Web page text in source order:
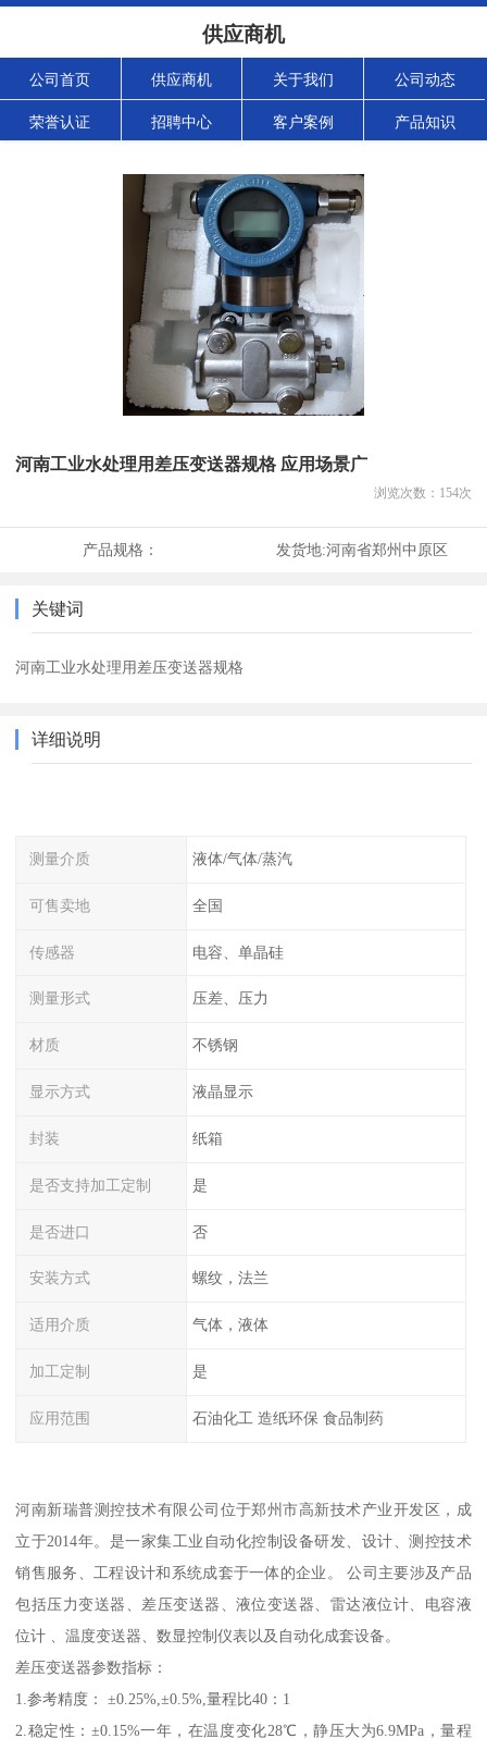
供应商机
公司首页 供应商机 关于我们 公司动态
荣誉认证 招聘中心 客户案例 产品知识
河南工业水处理用差压变送器规格 应用场景广
浏览次数： 154次
产品规格： 发货地:河南省郑州中原区
关键词
河南工业水处理用差压变送器规格
详细说明
测量介质 液体/气体/蒸汽
可售卖地 全国
传感器 电容、单晶硅
测量形式 压差、压力
材质 不锈钢
显示方式 液晶显示
封装 纸箱
是否支持加工定制 是
是否进口 否
安装方式 螺纹，法兰
适用介质 气体，液体
加工定制 是
应用范围 石油化工 造纸环保 食品制药
河南新瑞普测控技术有限公司位于郑州市高新技术产业开发区，成
立于2014年。是一家集工业自动化控制设备研发、设计、测控技术
销售服务、工程设计和系统成套于一体的企业。 公司主要涉及产品
包括压力变送器、差压变送器、液位变送器、雷达液位计、电容液
位计 、温度变送器、数显控制仪表以及自动化成套设备。
差压变送器参数指标：
1.参考精度： ±0.25%,±0.5%,量程比40：1
2.稳定性：±0.15%一年，在温度变化28℃，静压大为6.9MPa，量程